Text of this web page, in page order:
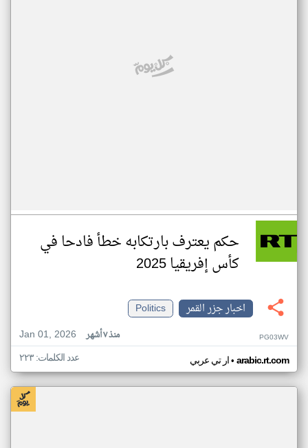
حكم يعترف بارتكابه خطأ فادحا في
كأس إفريقيا 2025
اخبار جزر القمر
Politics
Jan 01, 2026
منذ ٧ أشهر PG03WV
ار تي عربي• arabic.rt.com عدد الكلمات: ٢٢٣